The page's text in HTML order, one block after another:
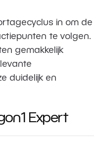
in om de
te volgen.
gemakkelijk
duidelijk en
Expert